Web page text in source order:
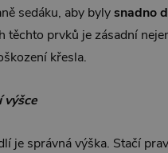
sedáku, aby bylysnadno
těchto prvků je zásadní
křesla.
výšce
je správná výška. Stačí